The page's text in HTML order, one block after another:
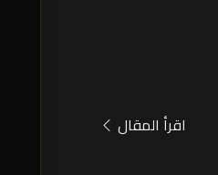
اقرأ المقال